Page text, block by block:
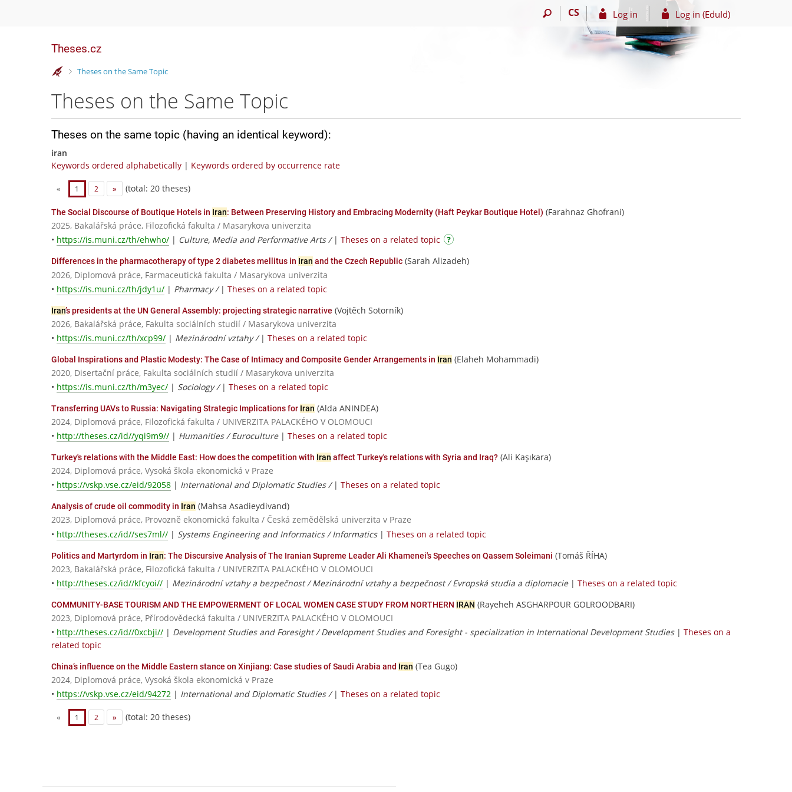
CS Log in Log in (EduId)
Theses.cz
>
Theses on the Same Topic
Theses on the Same Topic
Theses on the same topic (having an identical keyword):
iran
Keywords ordered alphabetically | Keywords ordered by occurrence rate
« 1 2 » (total: 20 theses)
The Social Discourse of Boutique Hotels in Iran: Between Preserving History and Embracing Modernity (Haft Peykar Boutique Hotel) (Farahnaz Ghofrani)
2025, Bakalářská práce, Filozofická fakulta / Masarykova univerzita
• https://is.muni.cz/th/ehwho/ | Culture, Media and Performative Arts / | Theses on a related topic
Differences in the pharmacotherapy of type 2 diabetes mellitus in Iran and the Czech Republic (Sarah Alizadeh)
2026, Diplomová práce, Farmaceutická fakulta / Masarykova univerzita
• https://is.muni.cz/th/jdy1u/ | Pharmacy / | Theses on a related topic
Iran’s presidents at the UN General Assembly: projecting strategic narrative (Vojtěch Sotorník)
2026, Bakalářská práce, Fakulta sociálních studií / Masarykova univerzita
• https://is.muni.cz/th/xcp99/ | Mezinárodní vztahy / | Theses on a related topic
Global Inspirations and Plastic Modesty: The Case of Intimacy and Composite Gender Arrangements in Iran (Elaheh Mohammadi)
2020, Disertační práce, Fakulta sociálních studií / Masarykova univerzita
• https://is.muni.cz/th/m3yec/ | Sociology / | Theses on a related topic
Transferring UAVs to Russia: Navigating Strategic Implications for Iran (Alda ANINDEA)
2024, Diplomová práce, Filozofická fakulta / UNIVERZITA PALACKÉHO V OLOMOUCI
• http://theses.cz/id//yqi9m9// | Humanities / Euroculture| Theses on a related topic
Turkey's relations with the Middle East: How does the competition with Iran affect Turkey's relations with Syria and Iraq? (Ali Kaşıkara)
2024, Diplomová práce, Vysoká škola ekonomická v Praze
• https://vskp.vse.cz/eid/92058 | International and Diplomatic Studies / | Theses on a related topic
Analysis of crude oil commodity in Iran (Mahsa Asadieydivand)
2023, Diplomová práce, Provozně ekonomická fakulta / Česká zemědělská univerzita v Praze
• http://theses.cz/id//ses7ml// | Systems Engineering and Informatics / Informatics| Theses on a related topic
Politics and Martyrdom in Iran: The Discursive Analysis of The Iranian Supreme Leader Ali Khamenei's Speeches on Qassem Soleimani (Tomáš ŘÍHA)
2023, Bakalářská práce, Filozofická fakulta / UNIVERZITA PALACKÉHO V OLOMOUCI
• http://theses.cz/id//kfcyoi// | Mezinárodní vztahy a bezpečnost / Mezinárodní vztahy a bezpečnost / Evropská studia a diplomacie| Theses on a related topic
COMMUNITY-BASE TOURISM AND THE EMPOWERMENT OF LOCAL WOMEN CASE STUDY FROM NORTHERN IRAN (Rayeheh ASGHARPOUR GOLROODBARI)
2023, Diplomová práce, Přírodovědecká fakulta / UNIVERZITA PALACKÉHO V OLOMOUCI
• http://theses.cz/id//0xcbji// | Development Studies and Foresight / Development Studies and Foresight - specialization in International Development Studies| Theses on a
related topic
China’s influence on the Middle Eastern stance on Xinjiang: Case studies of Saudi Arabia and Iran (Tea Gugo)
2024, Diplomová práce, Vysoká škola ekonomická v Praze
• https://vskp.vse.cz/eid/94272 | International and Diplomatic Studies / | Theses on a related topic
« 1 2 » (total: 20 theses)